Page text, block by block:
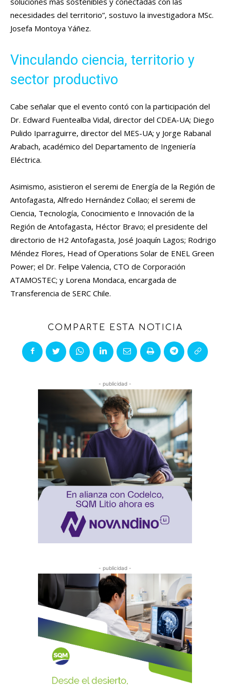
necesidades del territorio”, sostuvo la investigadora MSc.
Josefa Montoya Yáñez.
Vinculando ciencia, territorio y
sector productivo
Cabe señalar que el evento contó con la participación del
Dr. Edward Fuentealba Vidal, director del CDEA-UA; Diego
Pulido Iparraguirre, director del MES-UA; y Jorge Rabanal
Arabach, académico del Departamento de Ingeniería
Eléctrica.
Asimismo, asistieron el seremi de Energía de la Región de
Antofagasta, Alfredo Hernández Collao; el seremi de
Ciencia, Tecnología, Conocimiento e Innovación de la
Región de Antofagasta, Héctor Bravo; el presidente del
directorio de H2 Antofagasta, José Joaquín Lagos; Rodrigo
Méndez Flores, Head of Operations Solar de ENEL Green
Power; el Dr. Felipe Valencia, CTO de Corporación
ATAMOSTEC; y Lorena Mondaca, encargada de
Transferencia de SERC Chile.
COMPARTE ESTA NOTICIA
- publicidad -
- publicidad -